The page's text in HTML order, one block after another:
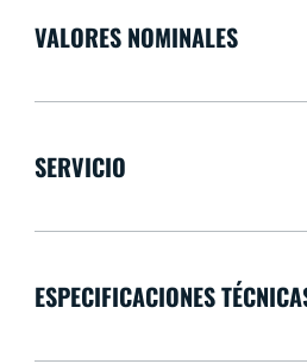
VALORES NOMINALES
SERVICIO
ESPECIFICACIONES